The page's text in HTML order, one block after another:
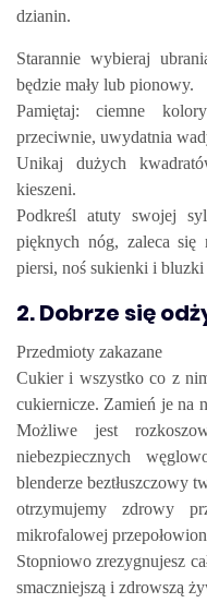
dzianin.
Starannie wybieraj
będzie mały lub pionowy.
Pamiętaj: ciemne
przeciwnie, uwydatnia
Unikaj dużych
kieszeni.
Podkreśl atuty swojej
pięknych nóg, zaleca
piersi, noś sukienki i
2. Dobrze się
Przedmioty zakazane
Cukier i wszystko co z
cukiernicze. Zamień je na
Możliwe jest
niebezpiecznych
blenderze beztłuszczowy
otrzymujemy zdrowy
mikrofalowej
Stopniowo zrezygnujesz
smaczniejszą i zdrowszą